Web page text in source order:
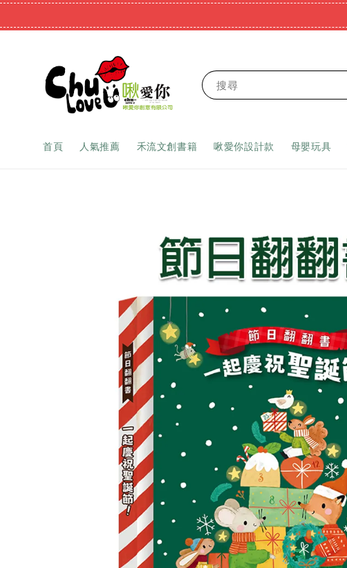
搜尋
首頁 人氣推薦 禾流文創書籍 啾愛你設計款 母嬰玩具